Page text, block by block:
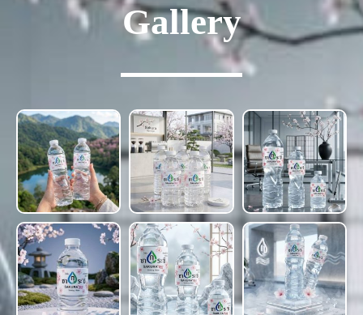
Gallery